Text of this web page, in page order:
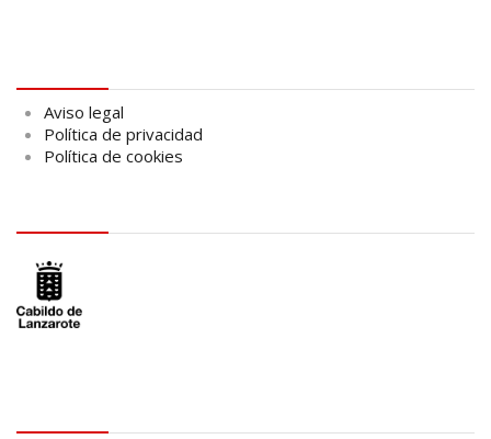
Aviso legal
Política de privacidad
Política de cookies